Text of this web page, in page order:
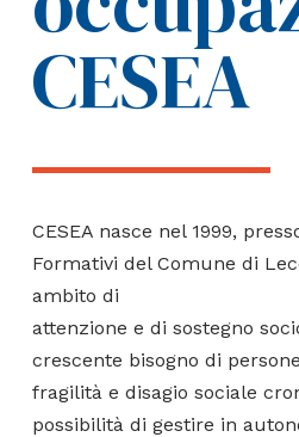
CESEA
CESEA nasce nel 1999,
Formativi del Comune di
ambito di
attenzione e di sostegno
crescente bisogno di
fragilità e disagio sociale
possibilità di gestire in